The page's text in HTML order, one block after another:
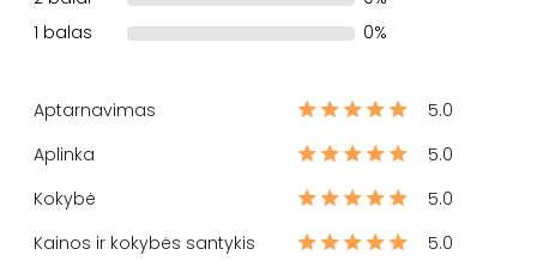
1 balas
0%
Aptarnavimas
5.0
Aplinka
5.0
Kokybė
5.0
Kainos ir kokybės santykis
5.0